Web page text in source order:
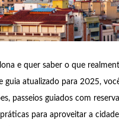
e quer saber o que
guia atualizado para 2025,
passeios guiados com
para aproveitar a